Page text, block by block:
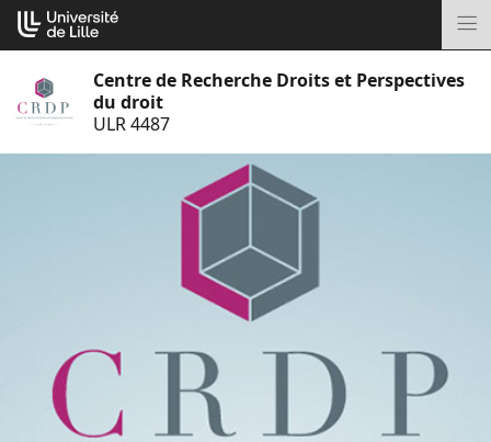
Aller
au
Centre de Recherche Droits et Perspectives
du droit
ULR 4487
Cookies management panel